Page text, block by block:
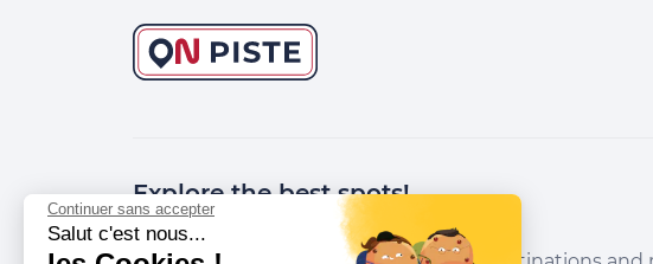
Explore the best spots!
Continuer sans accepter
Salut c'est nous...